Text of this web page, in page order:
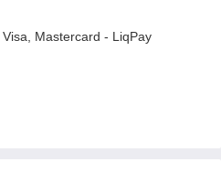
Mastercard - LiqPay